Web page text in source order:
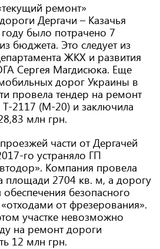
ремонт»
Дергачи – Казачья
было потрачено 7
бюджета. Это следует из
ЖКХ и развития
Сергея Магдисюка. Еще
дорог Украины в
провела тендер на ремонт
Т-2117 (М-20) и заключила
млн грн.
части от Дергачей
го устраняло ГП
Компания провела
2704 кв. м, а дорогу
безопасного
от фрезерования».
участке невозможно
на ремонт дороги
12 млн грн.